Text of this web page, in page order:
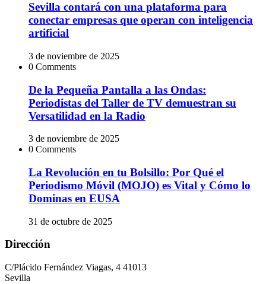
Sevilla contará con una plataforma para
conectar empresas que operan con inteligencia
artificial
3 de noviembre de 2025
0 Comments
De la Pequeña Pantalla a las Ondas:
Periodistas del Taller de TV demuestran su
Versatilidad en la Radio
3 de noviembre de 2025
0 Comments
La Revolución en tu Bolsillo: Por Qué el
Periodismo Móvil (MOJO) es Vital y Cómo lo
Dominas en EUSA
31 de octubre de 2025
Dirección
C/Plácido Fernández Viagas, 4 41013
Sevilla